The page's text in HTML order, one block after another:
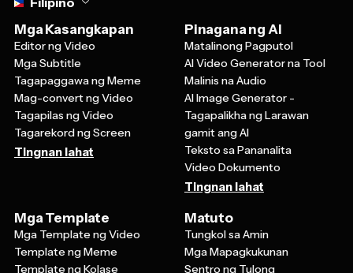
Mga Kasangkapan
Editor ng Video
Mga Subtitle
Tagapaggawa ng Meme
Mag-convert ng Video
Tagapilas ng Video
Tagarekord ng Screen
Tingnan lahat
Matalinong Pagputol
AI Video Generator na Tool
Malinis na Audio
AI Image Generator -
Tagapalikha ng Larawan
gamit ang AI
Teksto sa Pananalita
Video Dokumento
Tingnan lahat
Mga Template ng Video
Template ng Meme
Template ng Kolase
Tungkol sa Amin
Mga Mapagkukunan
Sentro ng Tulong